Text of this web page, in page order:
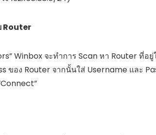
Router
Winbox จะทำการ Scan หา Router ที่อ
ของ Router จากนั้นใส่ Username และ